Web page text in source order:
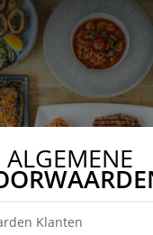
ALGEMENE
Klanten